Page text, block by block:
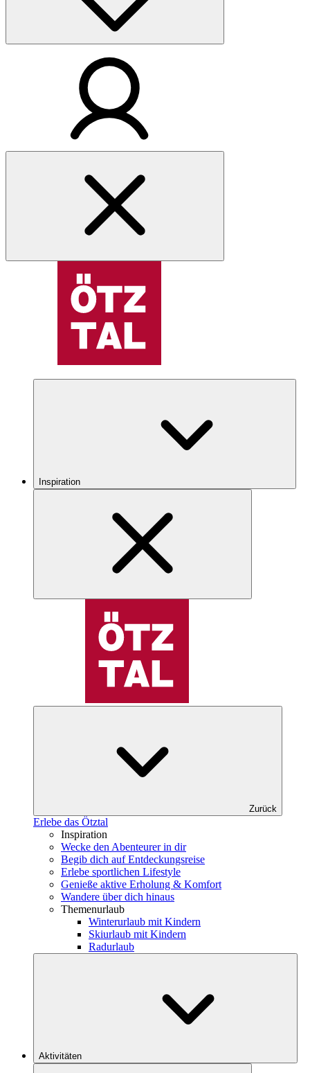
Inspiration
Zurück
Erlebe das Ötztal
Inspiration
Wecke den Abenteurer in dir
Begib dich auf Entdeckungsreise
Erlebe sportlichen Lifestyle
Genieße aktive Erholung & Komfort
Wandere über dich hinaus
Themenurlaub
Winterurlaub mit Kindern
Skiurlaub mit Kindern
Radurlaub
Aktivitäten